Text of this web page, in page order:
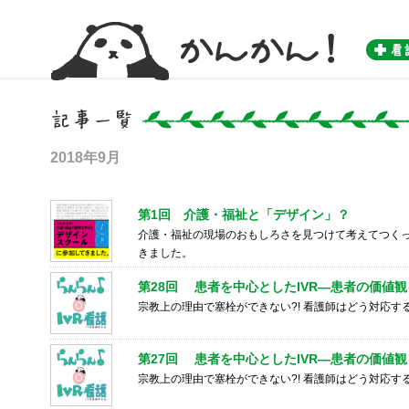
2018年9月
第1回 介護・福祉と「デザイン」？
介護・福祉の現場のおもしろさを見つけて考えてつく
きました。
第28回 患者を中心としたIVR―患者の価値観
宗教上の理由で塞栓ができない?! 看護師はどう対応す
第27回 患者を中心としたIVR―患者の価値観
宗教上の理由で塞栓ができない?! 看護師はどう対応す